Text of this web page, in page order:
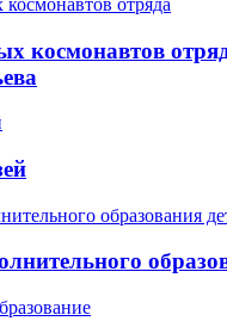
космонавтов